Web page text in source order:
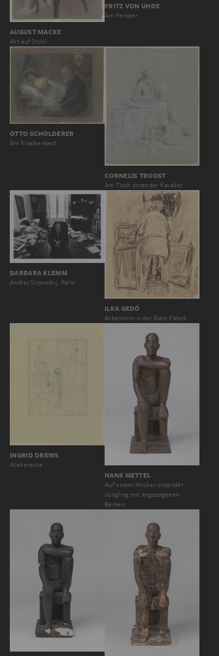
AUGUST MACKE
Akt auf Stuhl
FRITZ VON UHDE
Am Fenster
OTTO SCHOLDERER
Am Krankenbett
CORNELIS TROOST
Am Tisch sitzender Kavalier
BARBARA KLEMM
Andrej Sinjawskij, Paris
ILKA GEDŐ
Arbeiterin in der Ganz-Fabrik
INGRID DREWS
Atelierecke
HANS METTEL
Auf einem Hocker sitzender
Jüngling mit angezogenen
Beinen